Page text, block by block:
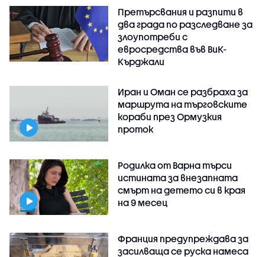
Претърсвания и разпити в
два града по разследване за
злоупотреби с
евросредства във ВиК-
Кърджали
Иран и Оман се разбраха за
маршрута на търговските
кораби през Ормузкия
проток
Родилка от Варна търси
истината за внезапната
смърт на детето си в края
на 9 месец
Франция предупреждава за
засилваща се руска намеса